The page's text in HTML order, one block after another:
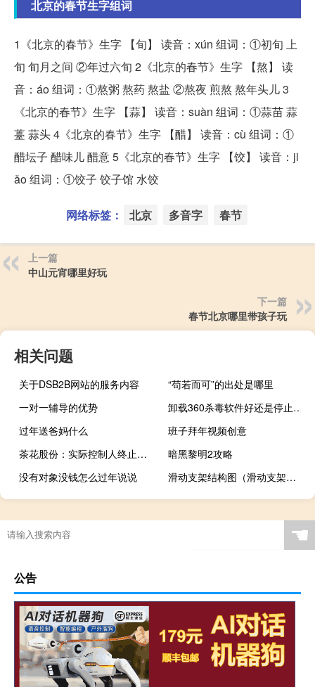
北京的春节生字组词
1《北京的春节》生字 【旬】 读音：xún 组词：①初旬 上
旬 旬月之间 ②年过六旬 2《北京的春节》生字 【熬】 读
音：áo 组词：①熬粥 熬药 熬盐 ②熬夜 煎熬 熬年头儿 3
《北京的春节》生字 【蒜】 读音：suàn 组词：①蒜苗 蒜
薹 蒜头 4《北京的春节》生字 【醋】 读音：cù 组词：①
醋坛子 醋味儿 醋意 5《北京的春节》生字 【饺】 读音：ji
ǎo 组词：①饺子 饺子馆 水饺
网络标签： 北京 多音字 春节
上一篇
中山元宵哪里好玩
下一篇
春节北京哪里带孩子玩
相关问题
关于DSB2B网站的服务内容
“苟若而可”的出处是哪里
一对一辅导的优势
卸载360杀毒软件好还是停止运行好（怎么卸载360杀毒）
过年送爸妈什么
班子拜年视频创意
茶花股份：实际控制人终止协议转让公司部分股份
暗黑黎明2攻略
没有对象没钱怎么过年说说
滑动支架结构图（滑动支架的作用）
冬天不喝酒可以减肥吗
☚
公告